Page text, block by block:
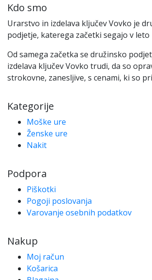
Kdo smo
Urarstvo in izdelava ključev Vovko je
podjetje, katerega začetki segajo v leto
Od samega začetka se družinsko
izdelava ključev Vovko trudi, da so
strokovne, zanesljive, s cenami, ki so
Kategorije
Moške ure
Ženske ure
Nakit
Podpora
Piškotki
Pogoji poslovanja
Varovanje osebnih podatkov
Nakup
Moj račun
Košarica